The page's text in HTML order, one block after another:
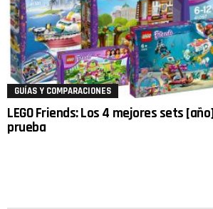
GUÍAS Y COMPARACIONES
LEGO Friends: Los 4 mejores sets
prueba